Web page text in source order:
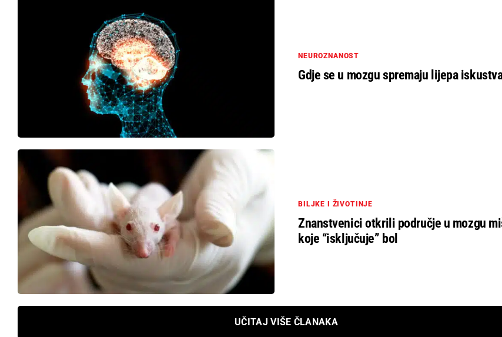
NEUROZNANOST
Gdje se u mozgu spremaju lijepa
BILJKE I ŽIVOTINJE
Znanstvenici otkrili područje u mozgu
koje “isključuje” bol
UČITAJ VIŠE ČLANAKA